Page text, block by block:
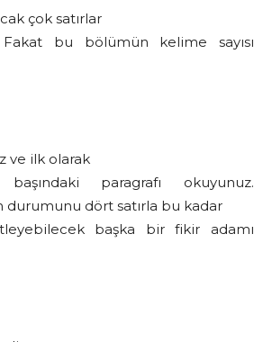
çok satırlar
bu bölümün kelime sayısı
ve ilk olarak
paragrafı okuyunuz.
dört satırla bu kadar
başka bir fikir adamı